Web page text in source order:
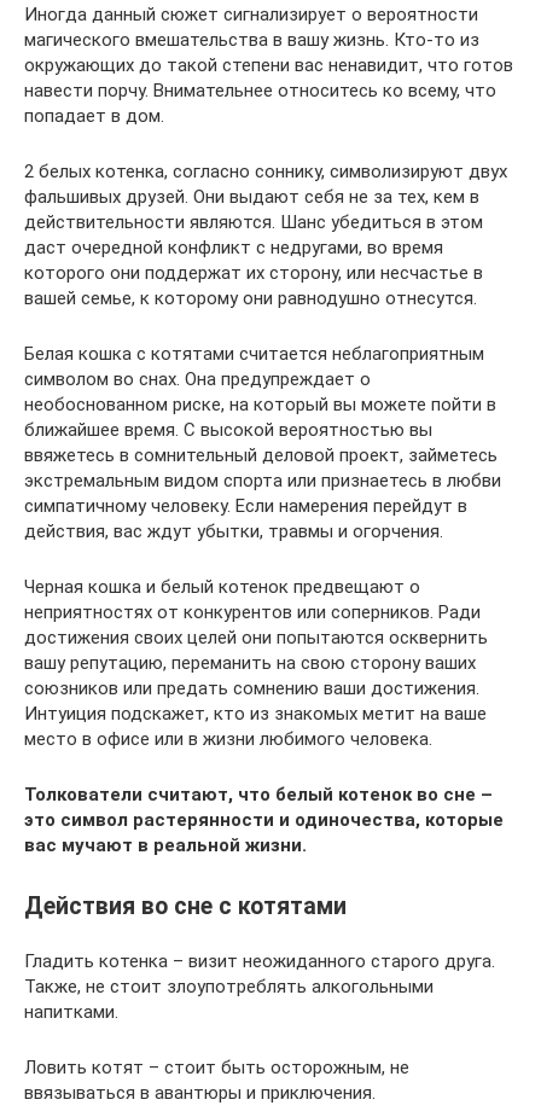
Иногда данный сюжет сигнализирует о вероятности
магического вмешательства в вашу жизнь. Кто-то из
окружающих до такой степени вас ненавидит, что готов
навести порчу. Внимательнее относитесь ко всему, что
попадает в дом.
2 белых котенка, согласно соннику, символизируют двух
фальшивых друзей. Они выдают себя не за тех, кем в
действительности являются. Шанс убедиться в этом
даст очередной конфликт с недругами, во время
которого они поддержат их сторону, или несчастье в
вашей семье, к которому они равнодушно отнесутся.
Белая кошка с котятами считается неблагоприятным
символом во снах. Она предупреждает о
необоснованном риске, на который вы можете пойти в
ближайшее время. С высокой вероятностью вы
ввяжетесь в сомнительный деловой проект, займетесь
экстремальным видом спорта или признаетесь в любви
симпатичному человеку. Если намерения перейдут в
действия, вас ждут убытки, травмы и огорчения.
Черная кошка и белый котенок предвещают о
неприятностях от конкурентов или соперников. Ради
достижения своих целей они попытаются осквернить
вашу репутацию, переманить на свою сторону ваших
союзников или предать сомнению ваши достижения.
Интуиция подскажет, кто из знакомых метит на ваше
место в офисе или в жизни любимого человека.
Толкователи считают, что белый котенок во сне –
это символ растерянности и одиночества, которые
вас мучают в реальной жизни.
Действия во сне с котятами
Гладить котенка – визит неожиданного старого друга.
Также, не стоит злоупотреблять алкогольными
напитками.
Ловить котят – стоит быть осторожным, не
ввязываться в авантюры и приключения.